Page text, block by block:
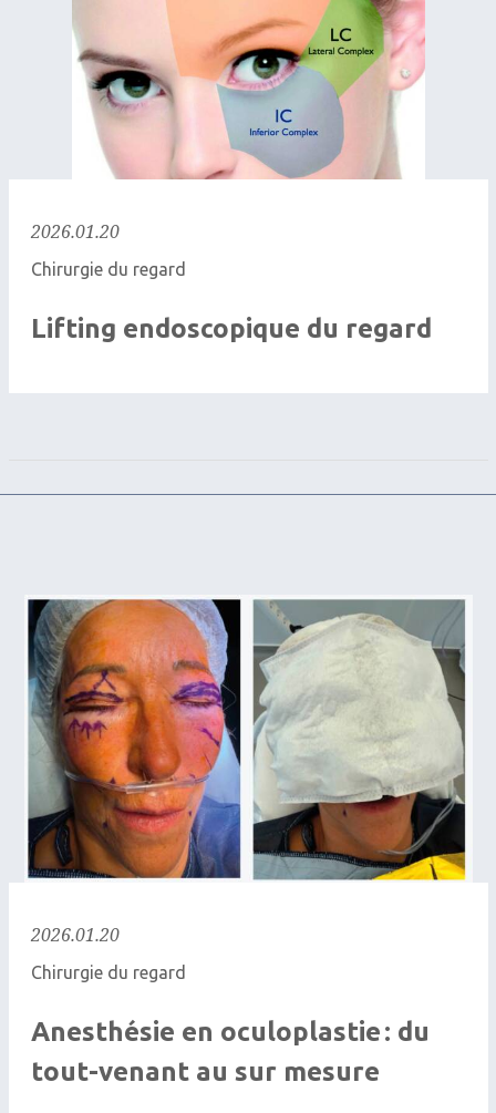
2026.01.20
Chirurgie du regard
Lifting endoscopique du regard
2026.01.20
Chirurgie du regard
Anesthésie en oculoplastie : du
tout-venant au sur mesure